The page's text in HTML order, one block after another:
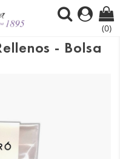
(0)
- Bolsa